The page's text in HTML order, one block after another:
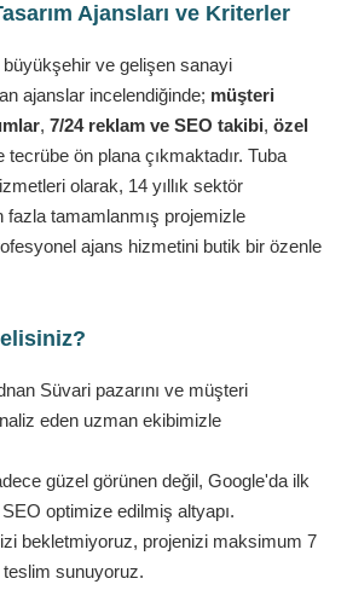
Ajansları ve Kriterler
ve gelişen sanayi
ajanslar incelendiğinde; müşteri
, 7/24 reklam ve SEO takibi, özel
tecrübe ön plana çıkmaktadır. Tuba
olarak, 14 yıllık sektör
tamamlanmış projemizle
ajans hizmetini butik bir özenle
Süvari pazarını ve müşteri
eden uzman ekibimizle
güzel görünen değil, Google'da ilk
optimize edilmiş altyapı.
bekletmiyoruz, projenizi maksimum 7
sunuyoruz.